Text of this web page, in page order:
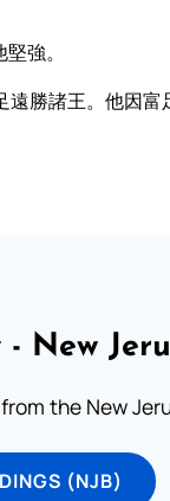
強。
勝諸王。他因
New
the New
(NJB)